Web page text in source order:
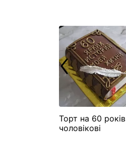
Торт на 60 років
чоловікові